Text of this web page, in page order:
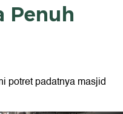
Penuh
potret padatnya masjid